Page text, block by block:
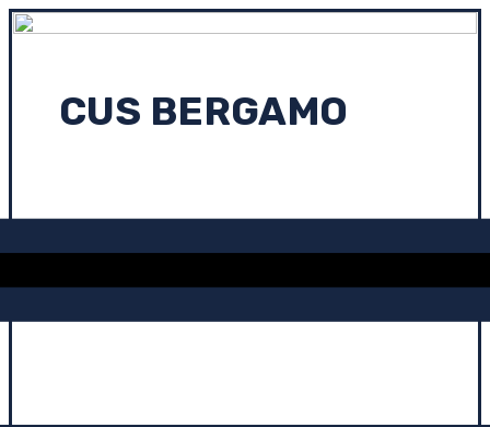
CUS BERGAMO